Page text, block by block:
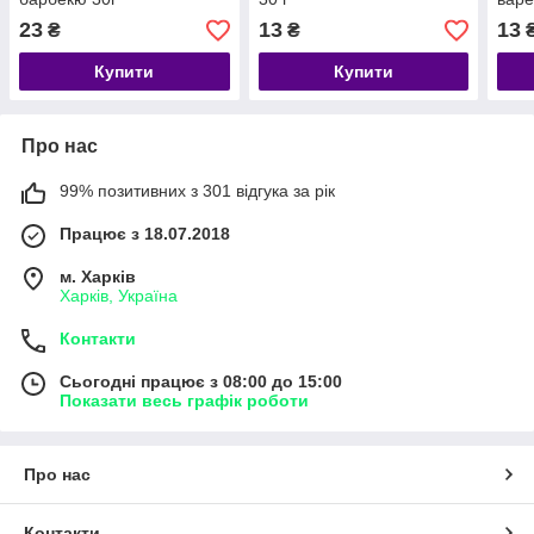
23 ₴
Купити
13₴
Купити
13
Про нас
99% позитивних з 301 відгука за рік
Працює з 18.07.2018
м. Харків
Харків, Україна
Контакти
Сьогодні працює з 08:00 до 15:00
Показати весь графік роботи
Про нас